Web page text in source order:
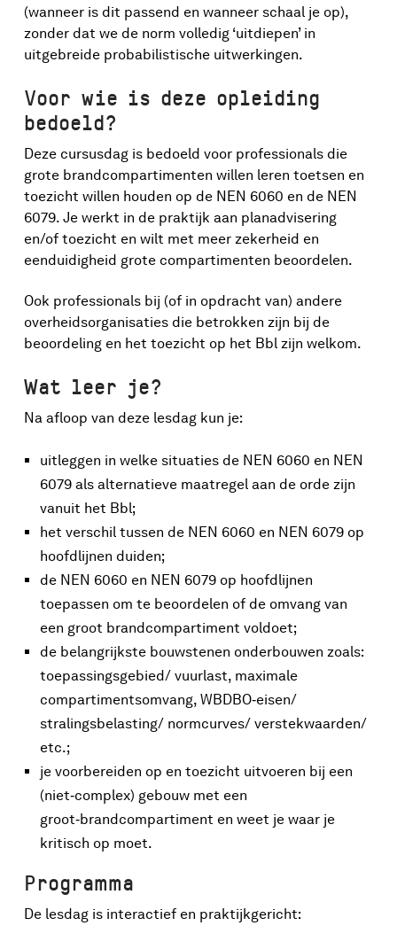
(wanneer is dit passend en wanneer schaal je op),
zonder dat we de norm volledig ‘uitdiepen’ in
uitgebreide probabilistische uitwerkingen.
Voor wie is deze opleiding
bedoeld?
Deze cursusdag is bedoeld voor professionals die
grote brandcompartimenten willen leren toetsen en
toezicht willen houden op de NEN 6060 en de NEN
6079. Je werkt in de praktijk aan planadvisering
en/of toezicht en wilt met meer zekerheid en
eenduidigheid grote compartimenten beoordelen.
Ook professionals bij (of in opdracht van) andere
overheidsorganisaties die betrokken zijn bij de
beoordeling en het toezicht op het Bbl zijn welkom.
Wat leer je?
Na afloop van deze lesdag kun je:
uitleggen in welke situaties de NEN 6060 en NEN
6079 als alternatieve maatregel aan de orde zijn
vanuit het Bbl;
het verschil tussen de NEN 6060 en NEN 6079 op
hoofdlijnen duiden;
de NEN 6060 en NEN 6079 op hoofdlijnen
toepassen om te beoordelen of de omvang van
een groot brandcompartiment voldoet;
de belangrijkste bouwstenen onderbouwen zoals:
toepassingsgebied/ vuurlast, maximale
compartimentsomvang, WBDBO‑eisen/
stralingsbelasting/ normcurves/ verstekwaarden/
etc.;
je voorbereiden op en toezicht uitvoeren bij een
(niet‑complex) gebouw met een
groot‑brandcompartiment en weet je waar je
kritisch op moet.
Programma
De lesdag is interactief en praktijkgericht: